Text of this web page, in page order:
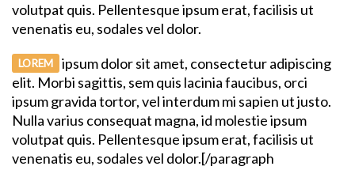
volutpat quis. Pellentesque ipsum erat, facilisis ut
venenatis eu, sodales vel dolor.
LOREM
ipsum dolor sit amet, consectetur adipiscing
elit. Morbi sagittis, sem quis lacinia faucibus, orci
ipsum gravida tortor, vel interdum mi sapien ut justo.
Nulla varius consequat magna, id molestie ipsum
volutpat quis. Pellentesque ipsum erat, facilisis ut
venenatis eu, sodales vel dolor.[/paragraph